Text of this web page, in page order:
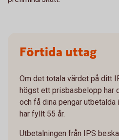
Förtida uttag
Om det totala värdet på ditt
högst ett prisbasbelopp har
och få dina pengar
har fyllt 55 år.
Utbetalningen från IPS